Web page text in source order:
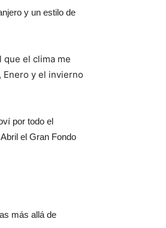
y un estilo de
que el clima me
y el invierno
por todo el
el Gran Fondo
más allá de